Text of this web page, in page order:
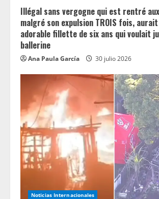
Illégal sans vergogne qui est rentré
malgré son expulsion TROIS fois,
adorable fillette de six ans qui voulait
ballerine
Ana Paula García 30 julio 2026
Noticias Internacionales